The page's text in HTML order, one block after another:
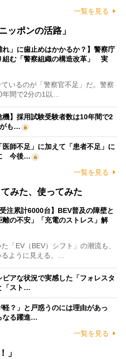
一覧を見る
ッポンの活路」
れ」に歯止めはかかるか？】警察庁
組む「警察組織の構造改革」 実
いるのが「警察官不足」だ。警察
間で2分の1以…
機】採用試験受験者数は10年間で2
も…
医師不足」に加えて「患者不足」に
今後…
一覧を見る
みた、使ってみた
受注累計6000台】BEV普及の障壁と
離の不安」「充電のストレス」解
「EV（BEV）シフト」の潮流も、
ように見える。…
ビアな状況で実感した「フォレスタ
「スト…
？」と戸惑うのには理由があっ
なる躍進…
一覧を見る
」